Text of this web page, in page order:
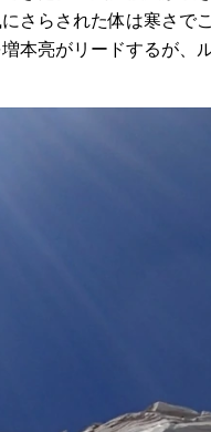
さらされた体は寒さで
本亮がリードするが、